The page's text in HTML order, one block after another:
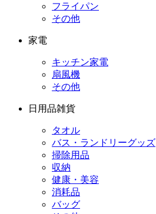
フライパン
その他
家電
キッチン家電
扇風機
その他
日用品雑貨
タオル
バス・ランドリーグッズ
掃除用品
収納
健康・美容
消耗品
バッグ